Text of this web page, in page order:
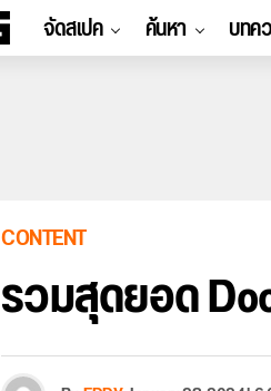
จัดสเปค ค้นหา บทค
CONTENT
รวมสุดยอด